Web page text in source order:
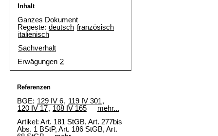
Inhalt
Ganzes Dokument
Regeste: deutsch französisch
italienisch
Sachverhalt
Erwägungen 2
Referenzen
BGE: 129 IV 6, 119 IV 301,
120 IV 17, 108 IV 165
mehr...
Artikel: Art. 181 StGB, Art. 277bis
Abs. 1 BStP, Art. 186 StGB, Art.